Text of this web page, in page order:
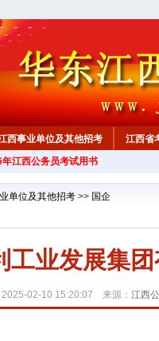
西事业单位及其他招考 江西省
江西公务员考试用书
单位及其他招考 >> 国企
工业发展集
2025-02-10 15:20:07 来源： 江西